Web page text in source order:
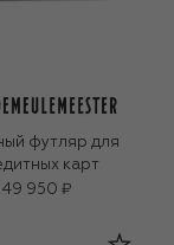
футляр для
карт
49 950 ₽